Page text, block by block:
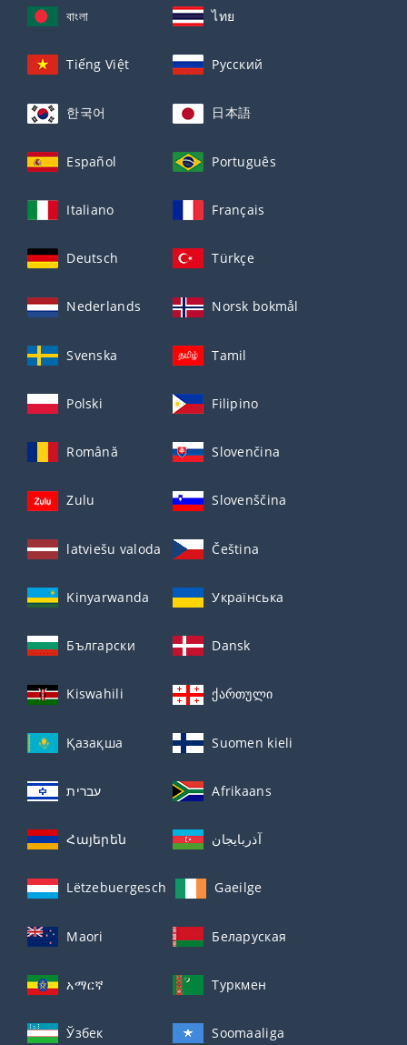
বাংলা ไทย
Tiếng Việt Русский
한국어 日本語
Español Português
Italiano Français
Deutsch Türkçe
Nederlands Norsk bokmål
Svenska Tamil
Polski Filipino
Română Slovenčina
Zulu Slovenščina
latviešu valoda Čeština
Kinyarwanda Українська
Български Dansk
Kiswahili ქართული
Қазақша Suomen kieli
עברית Afrikaans
Հայերեն آذربايجان
Lëtzebuergesch Gaeilge
Maori Беларуская
አማርኛ Туркмен
Ўзбек Soomaaliga